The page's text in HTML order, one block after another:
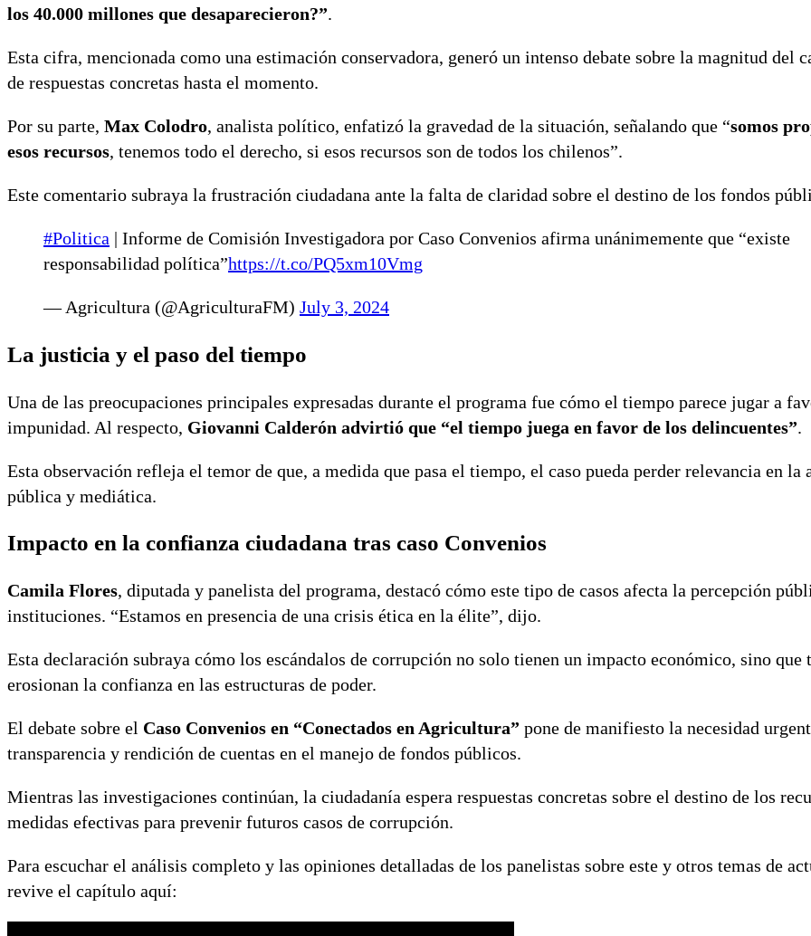
los 40.000 millones que desaparecieron?”.
Esta cifra, mencionada como una estimación conservadora, generó un intenso debate sobre la magnitud del
de respuestas concretas hasta el momento.
Por su parte, Max Colodro, analista político, enfatizó la gravedad de la situación, señalando que “somos
esos recursos, tenemos todo el derecho, si esos recursos son de todos los chilenos”.
Este comentario subraya la frustración ciudadana ante la falta de claridad sobre el destino de los fondos
#Politica | Informe de Comisión Investigadora por Caso Convenios afirma unánimemente que “existe
responsabilidad política”https://t.co/PQ5xm10Vmg
— Agricultura (@AgriculturaFM) July 3, 2024
La justicia y el paso del tiempo
Una de las preocupaciones principales expresadas durante el programa fue cómo el tiempo parece jugar a
impunidad. Al respecto, Giovanni Calderón advirtió que “el tiempo juega en favor de los delincuentes”.
Esta observación refleja el temor de que, a medida que pasa el tiempo, el caso pueda perder relevancia en la
pública y mediática.
Impacto en la confianza ciudadana tras caso Convenios
Camila Flores, diputada y panelista del programa, destacó cómo este tipo de casos afecta la percepción
instituciones. “Estamos en presencia de una crisis ética en la élite”, dijo.
Esta declaración subraya cómo los escándalos de corrupción no solo tienen un impacto económico, sino que
erosionan la confianza en las estructuras de poder.
El debate sobre el Caso Convenios en “Conectados en Agricultura” pone de manifiesto la necesidad
transparencia y rendición de cuentas en el manejo de fondos públicos.
Mientras las investigaciones continúan, la ciudadanía espera respuestas concretas sobre el destino de los
medidas efectivas para prevenir futuros casos de corrupción.
Para escuchar el análisis completo y las opiniones detalladas de los panelistas sobre este y otros temas de
revive el capítulo aquí: